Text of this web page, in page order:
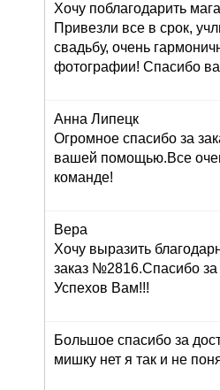
Хочу поблагодарить
Привезли все в срок,
свадьбу, очень
фотографии! Спасибо
Анна Липецк
Огромное спасибо за
вашей помощью.Все
команде!
Вера
Хочу выразить
заказ №2816.Спасибо
Успехов Вам!!!
Большое спасибо за
мишку нет я так и не